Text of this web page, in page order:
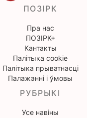
ПОЗІРК
Пра нас
ПОЗІРК+
Кантакты
Палітыка cookie
Палітыка прыватнасці
Палажэнні і ўмовы
РУБРЫКІ
Усе навіны